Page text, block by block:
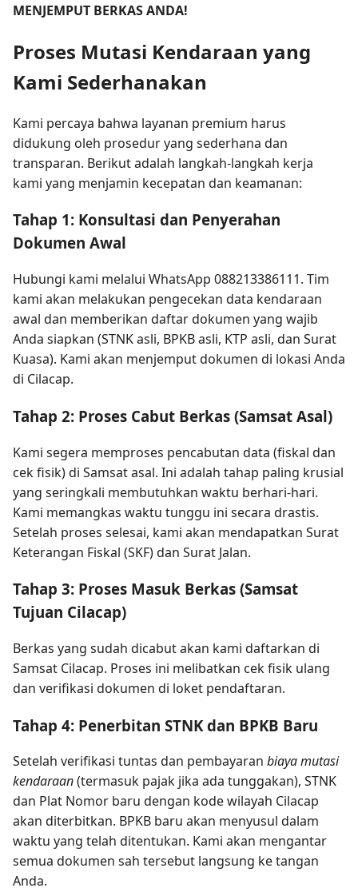
MENJEMPUT BERKAS ANDA!
Proses Mutasi Kendaraan yang
Kami Sederhanakan
Kami percaya bahwa layanan premium harus
didukung oleh prosedur yang sederhana dan
transparan. Berikut adalah langkah-langkah kerja
kami yang menjamin kecepatan dan keamanan:
Tahap 1: Konsultasi dan Penyerahan
Dokumen Awal
Hubungi kami melalui WhatsApp 088213386111. Tim
kami akan melakukan pengecekan data kendaraan
awal dan memberikan daftar dokumen yang wajib
Anda siapkan (STNK asli, BPKB asli, KTP asli, dan Surat
Kuasa). Kami akan menjemput dokumen di lokasi Anda
di Cilacap.
Tahap 2: Proses Cabut Berkas (Samsat Asal)
Kami segera memproses pencabutan data (fiskal dan
cek fisik) di Samsat asal. Ini adalah tahap paling krusial
yang seringkali membutuhkan waktu berhari-hari.
Kami memangkas waktu tunggu ini secara drastis.
Setelah proses selesai, kami akan mendapatkan Surat
Keterangan Fiskal (SKF) dan Surat Jalan.
Tahap 3: Proses Masuk Berkas (Samsat
Tujuan Cilacap)
Berkas yang sudah dicabut akan kami daftarkan di
Samsat Cilacap. Proses ini melibatkan cek fisik ulang
dan verifikasi dokumen di loket pendaftaran.
Tahap 4: Penerbitan STNK dan BPKB Baru
Setelah verifikasi tuntas dan pembayaran biaya mutasi
kendaraan(termasuk pajak jika ada tunggakan), STNK
dan Plat Nomor baru dengan kode wilayah Cilacap
akan diterbitkan. BPKB baru akan menyusul dalam
waktu yang telah ditentukan. Kami akan mengantar
semua dokumen sah tersebut langsung ke tangan
Anda.